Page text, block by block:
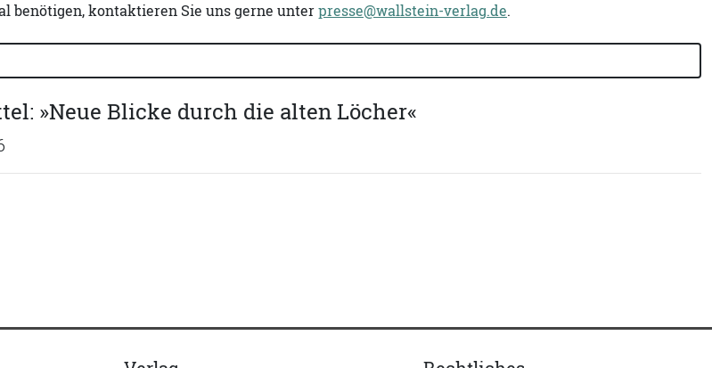
benötigen, kontaktieren Sie uns gerne unterpresse@wallstein-verlag.de.
oder ISBN suchen:
»Neue Blicke durch die alten Löcher«